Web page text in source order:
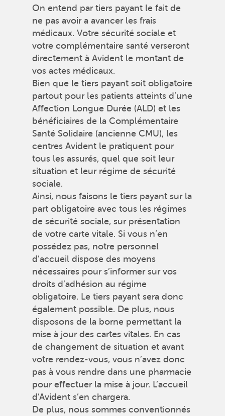
On entend par tiers payant le fait de
ne pas avoir a avancer les frais
médicaux. Votre sécurité sociale et
votre complémentaire santé verseront
directement à Avident le montant de
vos actes médicaux.
Bien que le tiers payant soit obligatoire
partout pour les patients atteints d’une
Affection Longue Durée (ALD) et les
bénéficiaires de la Complémentaire
Santé Solidaire (ancienne CMU), les
centres Avident le pratiquent pour
tous les assurés, quel que soit leur
situation et leur régime de sécurité
sociale.
Ainsi, nous faisons le tiers payant sur la
part obligatoire avec tous les régimes
de sécurité sociale, sur présentation
de votre carte vitale. Si vous n’en
possédez pas, notre personnel
d’accueil dispose des moyens
nécessaires pour s’informer sur vos
droits d’adhésion au régime
obligatoire. Le tiers payant sera donc
également possible. De plus, nous
disposons de la borne permettant la
mise à jour des cartes vitales. En cas
de changement de situation et avant
votre rendez-vous, vous n’avez donc
pas à vous rendre dans une pharmacie
pour effectuer la mise à jour. L’accueil
d’Avident s’en chargera.
De plus, nous sommes conventionnés